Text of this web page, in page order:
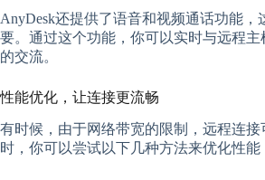
AnyDesk还提供了语音和视频通话功能，
要。通过这个功能，你可以实时与远程
的交流。
性能优化，让连接更流畅
有时候，由于网络带宽的限制，远程连
时，你可以尝试以下几种方法来优化性能